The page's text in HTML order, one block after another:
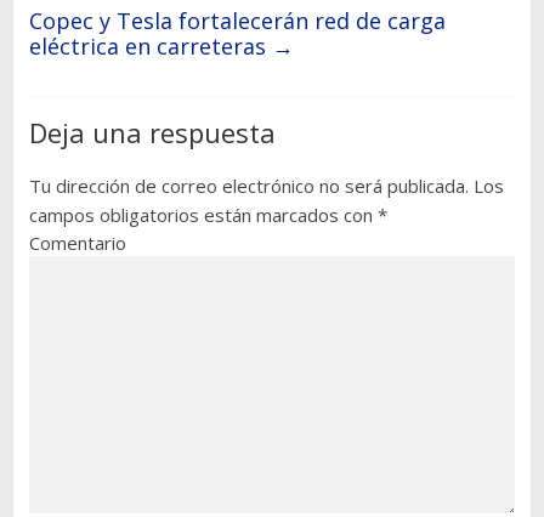
Copec y Tesla fortalecerán red de carga
eléctrica en carreteras →
Deja una respuesta
Tu dirección de correo electrónico no será publicada. Los
campos obligatorios están marcados con *
Comentario